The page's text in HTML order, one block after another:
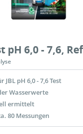
pH 6,0 - 7,6,
JBL pH 6,0 - 7,6 Test
Wasserwerte
ermittelt
80 Messungen